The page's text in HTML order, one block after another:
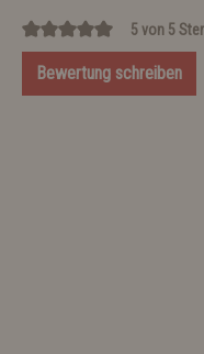
5 von 5
Bewertung schreiben